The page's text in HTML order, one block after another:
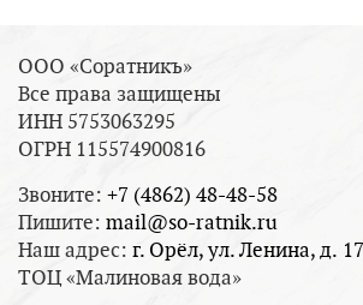
ООО «Соратникъ»
Все права защищены
ИНН 5753063295
ОГРН 115574900816
Звоните: +7 (4862) 48-48-58
Пишите: mail@so-ratnik.ru
Наш адрес: г. Орёл, ул. Ленина, д.
ТОЦ «Малиновая вода»